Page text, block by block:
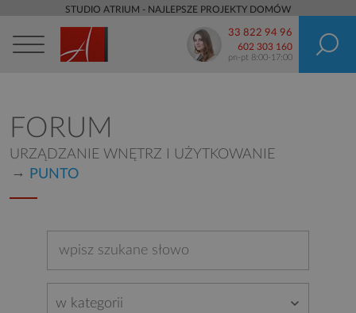
STUDIO ATRIUM - NAJLEPSZE PROJEKTY DOMÓW
33 822 94 96
602 303 160
pn-pt 8:00-17:00
FORUM
URZĄDZANIE WNĘTRZ I UŻYTKOWANIE
PUNTO
w kategorii